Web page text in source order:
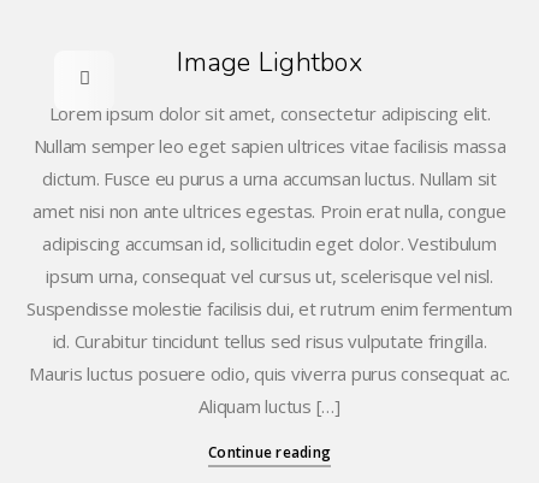
Image Lightbox
Lorem ipsum dolor sit amet, consectetur adipiscing elit.
Nullam semper leo eget sapien ultrices vitae facilisis massa
dictum. Fusce eu purus a urna accumsan luctus. Nullam sit
amet nisi non ante ultrices egestas. Proin erat nulla, congue
adipiscing accumsan id, sollicitudin eget dolor. Vestibulum
ipsum urna, consequat vel cursus ut, scelerisque vel nisl.
Suspendisse molestie facilisis dui, et rutrum enim fermentum
id. Curabitur tincidunt tellus sed risus vulputate fringilla.
Mauris luctus posuere odio, quis viverra purus consequat ac.
Aliquam luctus […]
Continue reading